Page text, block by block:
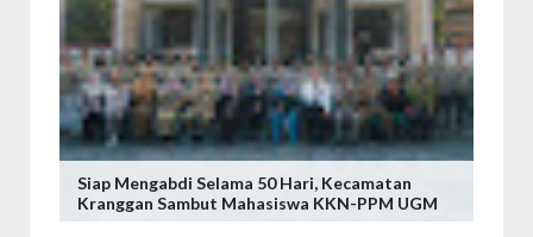
Siap Mengabdi Selama 50 Hari, Kecamatan
Kranggan Sambut Mahasiswa KKN-PPM UGM